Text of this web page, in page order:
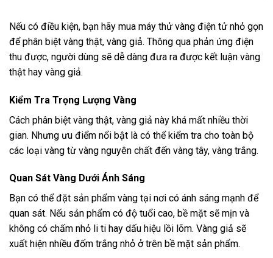
Nếu có điều kiện, bạn hãy mua máy thử vàng điện tử nhỏ gọn
để phân biệt vàng thật, vàng giả. Thông qua phản ứng điện
thu được, người dùng sẽ dễ dàng đưa ra được kết luận vàng
thật hay vàng giả.
Kiểm Tra Trọng Lượng Vàng
Cách phân biệt vàng thật, vàng giả này khá mất nhiều thời
gian. Nhưng ưu điểm nổi bật là có thể kiểm tra cho toàn bộ
các loại vàng từ vàng nguyên chất đến vàng tây, vàng trắng.
Quan Sát Vàng Dưới Ánh Sáng
Bạn có thể đặt sản phẩm vàng tại nơi có ánh sáng mạnh để
quan sát. Nếu sản phẩm có độ tuổi cao, bề mặt sẽ mịn và
không có chấm nhỏ li ti hay dấu hiệu lồi lõm. Vàng giả sẽ
xuất hiện nhiều đốm trắng nhỏ ở trên bề mặt sản phẩm.